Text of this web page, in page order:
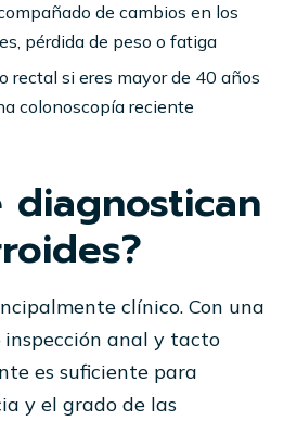
de cambios en los
pérdida de peso o fatiga
rectal si eres mayor de 40 años
colonoscopía reciente
diagnostican
clínico. Con una
anal y tacto
es suficiente para
y el grado de las